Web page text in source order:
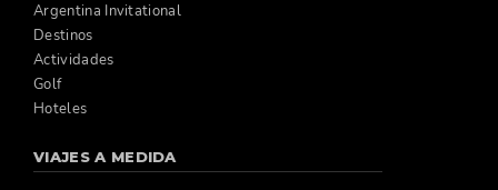
Argentina Invitational
Destinos
Actividades
Golf
Hoteles
VIAJES A MEDIDA